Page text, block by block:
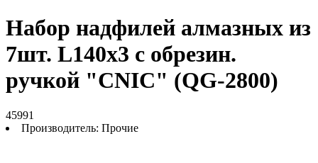
Набор надфилей алмазных из
7шт. L140х3 с обрезин.
ручкой "CNIC" (QG-2800)
45991
Производитель: Прочие